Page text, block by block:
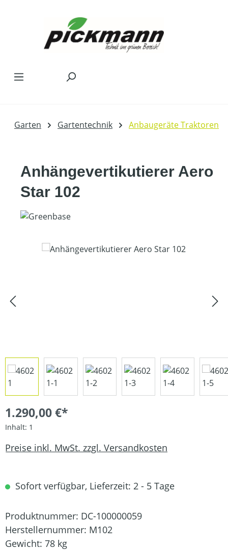
Garten Gartentechnik Anbaugeräte Traktoren
Anhängevertikutierer Aero
Star 102
Bildergalerie überspringen
1.290,00 €*
Inhalt: 1
Preise inkl. MwSt. zzgl. Versandkosten
Sofort verfügbar, Lieferzeit: 2 - 5 Tage
Produktnummer: DC-100000059
Herstellernummer: M102
Gewicht: 78 kg